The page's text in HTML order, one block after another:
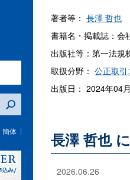
簡体
著者等： 長澤 哲也
書籍名・掲載誌：会
出版社等：第一法規
取扱分野： 公正取
出版日： 2024年04
長澤 哲也
2026.06.26